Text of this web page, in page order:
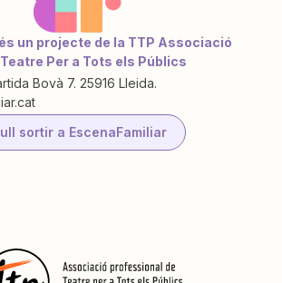
un projecte de la TTP Associació
Per a Tots els Públics
Bovà 7. 25916 Lleida.
sortir a EscenaFamiliar